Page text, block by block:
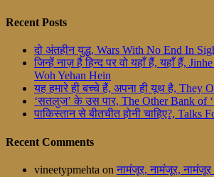
Recent Posts
दो अंतहीन युद्ध, Wars With No End In
जिन्हें नाज़ है हिन्द पर वो यहाँ हैं, यहाँ हैं,
Woh Yehan Hein
यह हमारे ही बच्चे हैं, अपना ही यूथ है, They
‘सतलुज’ के उस पार, The Other Bank of
पाकिस्तान से बीतचीत होनी चाहिए?, Talks
Recent Comments
vineetypmehta on नामंजूर, नामंजूर,